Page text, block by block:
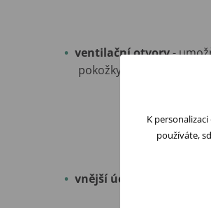
ventilační otvory-
pokožky v okolí úst.
vnější úchytový kroužek
K
používáte,